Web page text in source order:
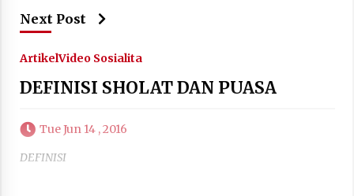
Next Post
ArtikelVideo Sosialita
DEFINISI SHOLAT DAN PUASA
Tue Jun 14 , 2016
DEFINISI